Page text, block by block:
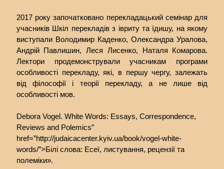
2017 року започатковано перекладацький семінар для
учасників Шкіл перекладів з івриту та їдишу, на якому
виступали Володимир Каденко, Олександра Уралова,
Андрій Павлишин, Леся Лисенко, Наталя Комарова.
Лектори продемонстрували учасникам програми
особливості перекладу, які, в першу чергу, залежать
від філософії і теорії перекладу, а не лише від
особливості мов.
Debora Vogel. White Words: Essays, Correspondence,
Reviews and Polemics”
href=”http://judaicacenter.kyiv.ua/book/vogel-white-
words/”>Білі слова: Есеї, листування, рецензії та
полеміки».